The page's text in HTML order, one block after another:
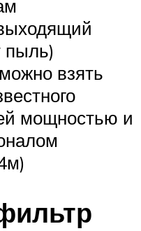
пыль)
взять
мощностью и